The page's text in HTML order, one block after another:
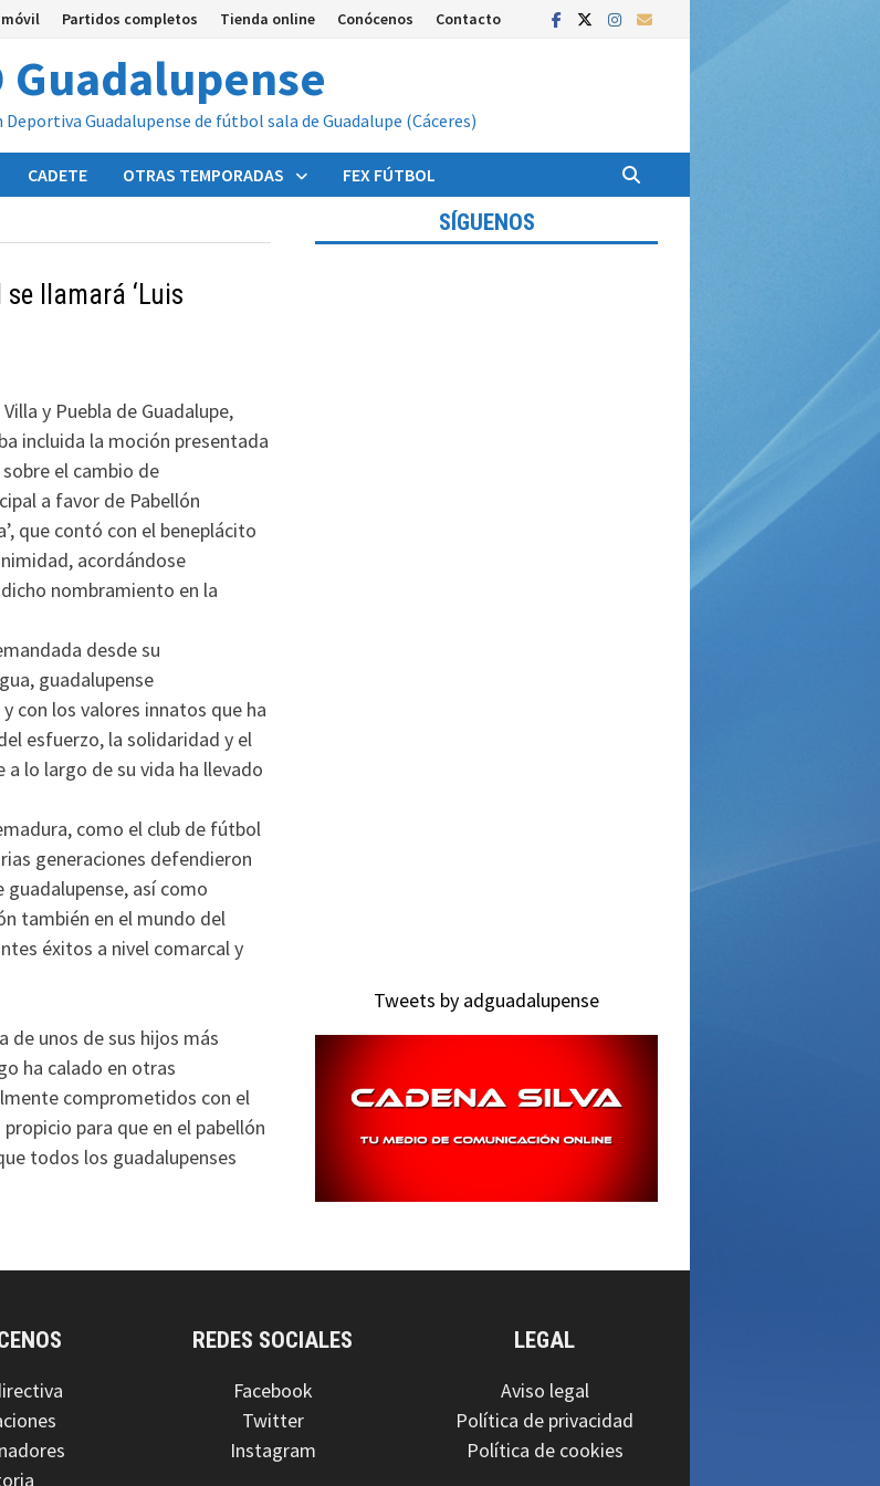
Partidos completos Tienda online Conócenos Contacto
Guadalupense
Guadalupense de fútbol sala de Guadalupe (Cáceres)
CADETE OTRAS TEMPORADAS FEX FÚTBOL
llamará ‘Luis
y Puebla de Guadalupe,
incluida la moción presentada
el cambio de
a favor de Pabellón
que contó con el beneplácito
acordándose
nombramiento en la
desde su
guadalupense
con los valores innatos que ha
esfuerzo, la solidaridad y el
lo largo de su vida ha llevado
como el club de fútbol
generaciones defendieron
así como
también en el mundo del
éxitos a nivel comarcal y
de unos de sus hijos más
ha calado en otras
comprometidos con el
para que en el pabellón
todos los guadalupenses
SÍGUENOS
Tweets by adguadalupense
REDES SOCIALES
Facebook
Twitter
Instagram
LEGAL
Aviso legal
Política de privacidad
Política de cookies